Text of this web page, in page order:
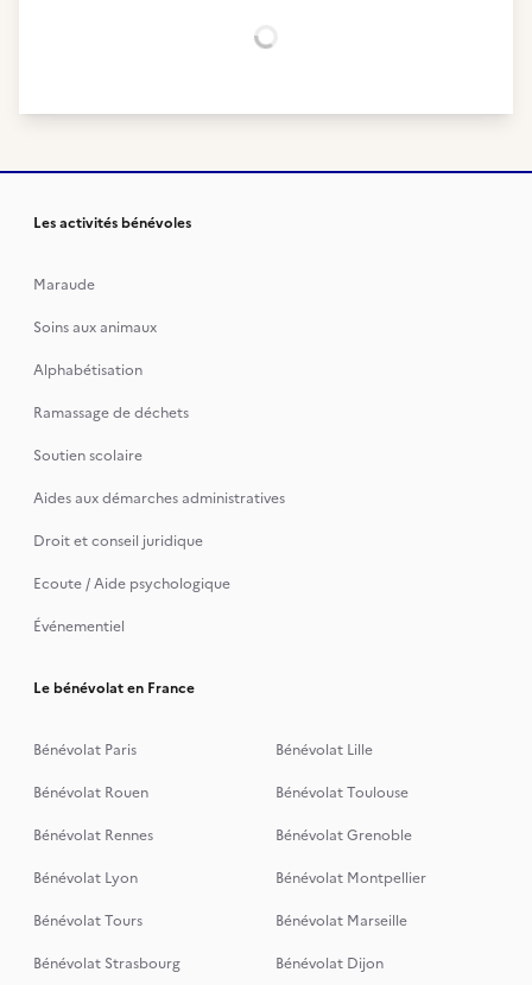
Chargement...
Les activités bénévoles
Maraude
Soins aux animaux
Alphabétisation
Ramassage de déchets
Soutien scolaire
Aides aux démarches administratives
Droit et conseil juridique
Ecoute / Aide psychologique
Événementiel
Le bénévolat en France
Bénévolat Paris
Bénévolat Lille
Bénévolat Rouen
Bénévolat Toulouse
Bénévolat Rennes
Bénévolat Grenoble
Bénévolat Lyon
Bénévolat Montpellier
Bénévolat Tours
Bénévolat Marseille
Bénévolat Strasbourg
Bénévolat Dijon